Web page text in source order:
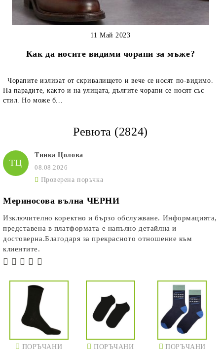
Как да носите видими чорапи за мъже?
11 Май 2023
Чорапите излизат от скривалището и вече се носят по-видимо.
На парадите, както и на улицата, дългите чорапи се носят със
стил. Но може б...
Ревюта (2824)
ТЦ
Тинка Цолова
08.08.2026
Проверена поръчка
Мериносова вълна ЧЕРНИ
Изключително коректно и бързо обслужване. Информацията,
представена в платформата е напълно детайлна и
достоверна.Благодаря за прекрасното отношение към
клиентите.
ПОРЪЧАНИ ПОРЪЧАНИ ПОРЪЧАНИ